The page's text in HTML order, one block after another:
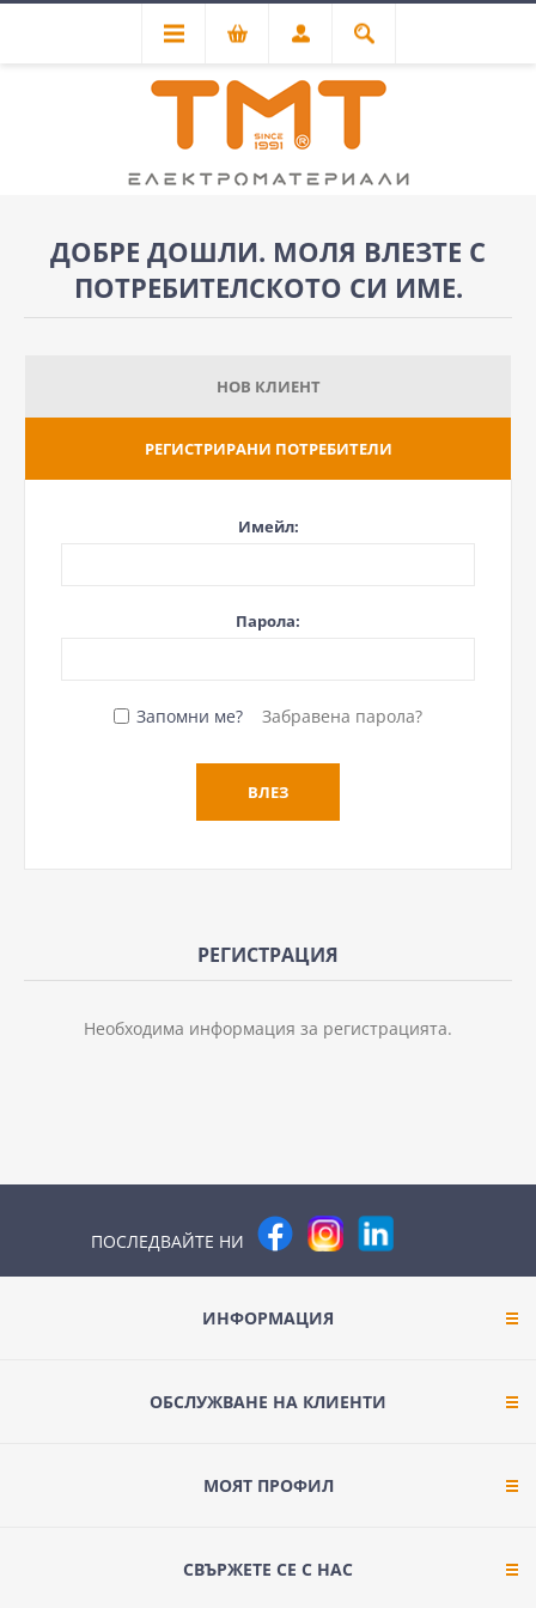
ДОБРЕ ДОШЛИ. МОЛЯ ВЛЕЗТЕ С
ПОТРЕБИТЕЛСКОТО СИ ИМЕ.
НОВ КЛИЕНТ
РЕГИСТРИРАНИ ПОТРЕБИТЕЛИ
Имейл:
Парола:
Запомни ме? Забравена парола?
РЕГИСТРАЦИЯ
Необходима информация за регистрацията.
ПОСЛЕДВАЙТЕ НИ
ИНФОРМАЦИЯ
ОБСЛУЖВАНЕ НА КЛИЕНТИ
МОЯТ ПРОФИЛ
СВЪРЖЕТЕ СЕ С НАС